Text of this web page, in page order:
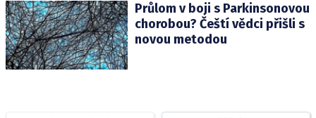
Průlom v boji s Parkinsonovou
chorobou? Čeští vědci přišli s
novou metodou